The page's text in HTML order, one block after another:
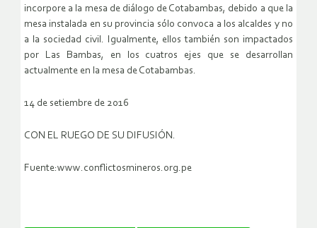
incorpore a la mesa de diálogo de Cotabambas, debido a que la
mesa instalada en su provincia sólo convoca a los alcaldes y no
a la sociedad civil. Igualmente, ellos también son impactados
por Las Bambas, en los cuatros ejes que se desarrollan
actualmente en la mesa de Cotabambas.
14 de setiembre de 2016
CON EL RUEGO DE SU DIFUSIÓN.
Fuente:www.conflictosmineros.org.pe